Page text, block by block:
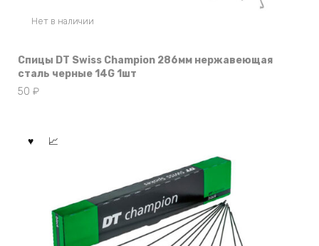
Нет в наличии
Спицы DT Swiss Champion 286мм нержавеющая
сталь черные 14G 1шт
50 ₽